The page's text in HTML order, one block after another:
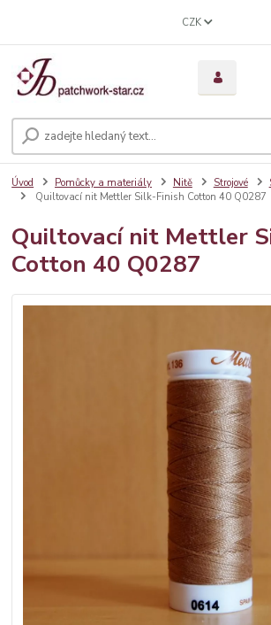
CZK
Úvod Pomůcky a materiály Nitě Strojové
Quiltovací nit Mettler Silk-Finish Cotton 40 Q0287
Quiltovací nit Mettler
Cotton 40 Q0287